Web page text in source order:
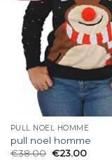
PULL NOEL HOMME
pull noel homme
€38.00 €23.00